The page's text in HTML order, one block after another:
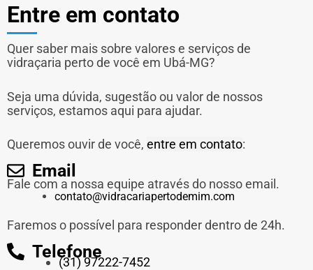
Entre em contato
Quer saber mais sobre valores e serviços de
vidraçaria perto de você em Ubá-MG?
Seja uma dúvida, sugestão ou valor de nossos
serviços, estamos aqui para ajudar.
Queremos ouvir de você, entre em contato:
Email
Fale com a nossa equipe através do nosso email.
contato@vidracariapertodemim.com
Faremos o possível para responder dentro de 24h.
Telefone
(31) 97222-7452